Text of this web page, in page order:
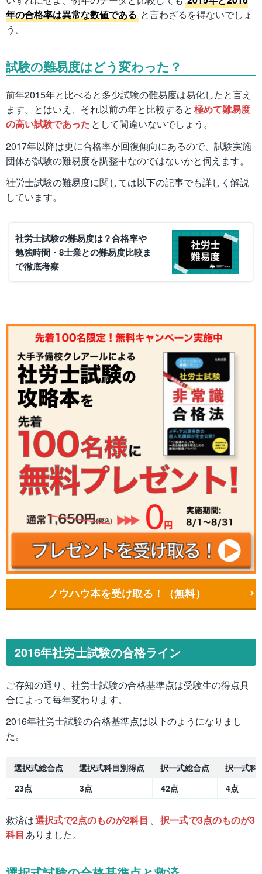
年の合格率は異常な数値である と言わざるを得ないでしょ
う。
試験の難易度はどう変わった？
前年2015年と比べると多少試験の難易度は易化したと言え
ます。とはいえ、それ以前の年と比較すると 極めて難易度
の高い試験であった として間違いないでしょう。
2017年以降は更に合格率が回復傾向にあるので、試験実施
団体が試験の難易度を調整中なのではないかと伺えます。
社労士試験の難易度に関しては以下の記事でも詳しく解説
しています。
社労士試験の難易度は？合格率や
勉強時間・8士業との難易度比較ま
で徹底考察
ノウハウ本を受け取る！（無料）
2016年社労士試験の合格ライン
ご存知の通り、社労士試験の合格基準点は受験生の得点具
合によって毎年変わります。
2016年社労士試験の合格基準点は以下のようになりまし
た。
選択式総合点 選択式科目別得点 択一式総合点
択一式科
23点
3点 42点 4点
救済は選択式で2点のものが2科目 、 択一式で3点のものが3
科目 ありました。